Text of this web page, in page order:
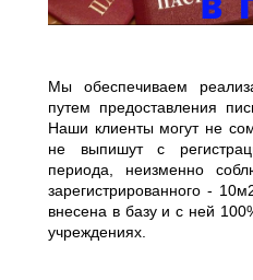
Мы обеспечиваем
путем предоставления
Наши клиенты могут не
не выпишут с
периода, неизменно
зарегистрированного -
внесена в базу и с ней
учреждениях.